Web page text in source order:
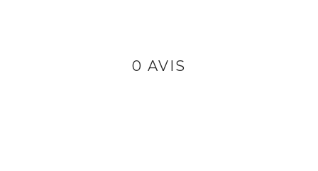
0 AVIS